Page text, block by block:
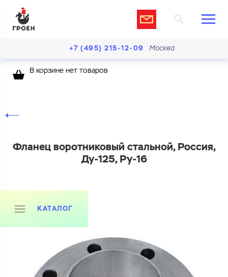
Перечислите товары, которые вас интересуют
+7 (495) 215-12-09 Москва
В корзине нет товаров
Фланец воротниковый стальной, Россия,
Ду-125, Ру-16
КАТАЛОГ